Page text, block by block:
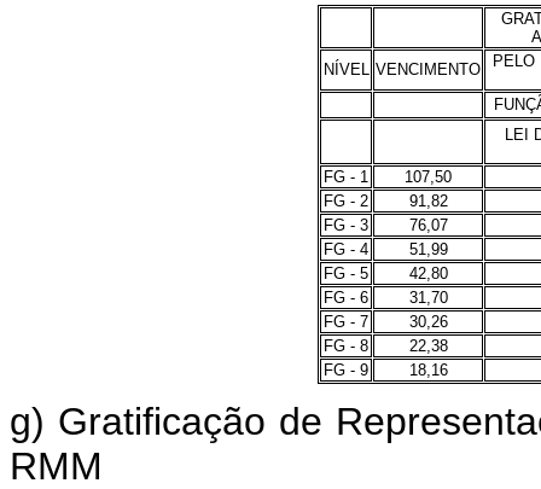
NÍVEL VENCIMENTO PELO
LEI
FG - 1
107,50
FG - 2
91,82
FG - 3
76,07
FG - 4
51,99
FG - 5
42,80
FG - 6
31,70
FG - 7
30,26
FG - 8
22,38
FG - 9
18,16
g) Gratificação de
RMM